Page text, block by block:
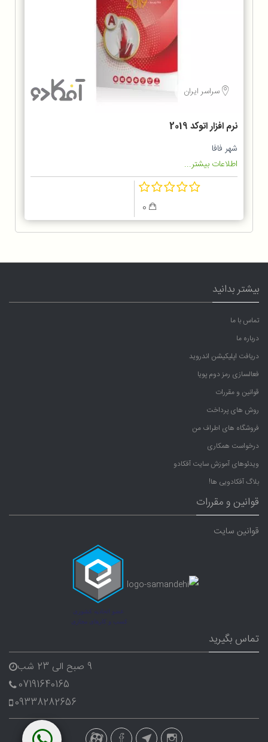
سراسر ایران
نرم افزار اتوکد 2019
شهر فافا
اطلاعات بیشتر...
بیشتر بدانید
تماس با ما
درباره ما
دریافت اپلیکیشن اندروید
فعالسازی رمز دوم پویا
قوانین و مقررات
روش های پرداخت
فروشگاه های اطراف من
درخواست همکاری
ویدئوهای آموزش سایت آفکادو
بلاگ آفکادویی ها!
قوانین و مقررات
قوانین سایت
تماس بگیرید
9 صبح الی 23 شب
07191640165
09338282656